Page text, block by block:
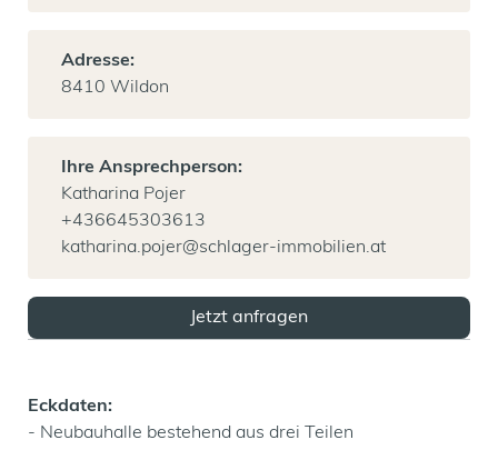
Eckdaten:
- Neubauhalle bestehend aus drei Teilen
Adresse:
8410 Wildon
Ihre Ansprechperson:
Katharina Pojer
+436645303613
katharina.pojer@schlager-immobilien.at
Jetzt anfragen